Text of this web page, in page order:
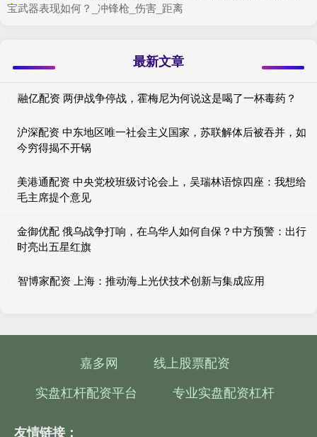
宝武器表现如何？_冲锋枪_伤害_距离
最新文章
融亿配资 两伊战争停战，霍梅尼为何说这是喝了一杯毒药？
沪深配资 中东地区唯一社会主义国家，苏联解体后被吞并，如
今穷得揭不开锅
美港通配资 中央党校班级讨论会上，吴瑞林语惊四座：我想给
毛主席提个意见
金御优配 俄乌战争打响，在乌华人如何自保？中方预警：出行
时亮出五星红旗
智博家配资 上海：推动海上光伏技术创新与集成应用
嘉多网
线上股票配资
实盘杠杆配资平台
专业实盘配资杠杆
友情链接：